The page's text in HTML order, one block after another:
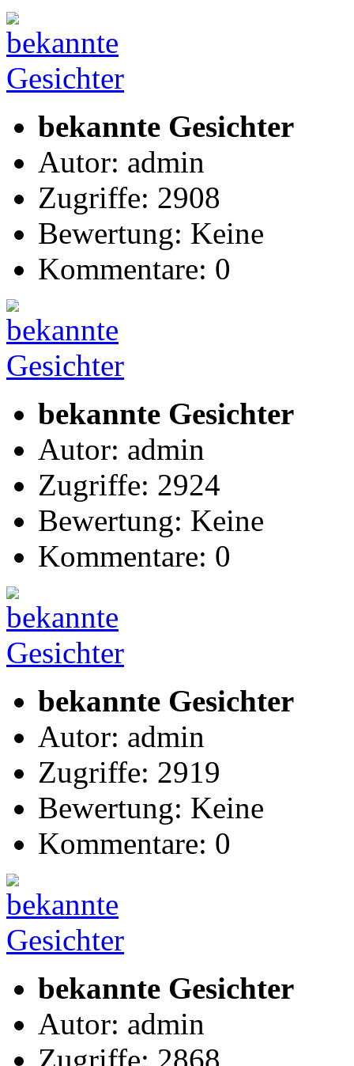
bekannte Gesichter
Autor: admin
Zugriffe: 2908
Bewertung: Keine
Kommentare: 0
bekannte Gesichter
Autor: admin
Zugriffe: 2924
Bewertung: Keine
Kommentare: 0
bekannte Gesichter
Autor: admin
Zugriffe: 2919
Bewertung: Keine
Kommentare: 0
bekannte Gesichter
Autor: admin